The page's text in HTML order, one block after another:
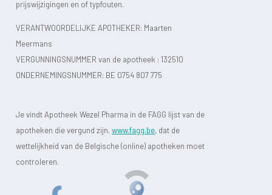
prijswijzigingen en of typfouten.
VERANTWOORDELIJKE APOTHEKER: Maarten
Meermans
VERGUNNINGSNUMMER van de apotheek : 132510
ONDERNEMINGSNUMMER: BE 0754 807 775
Je vindt Apotheek Wezel Pharma in de FAGG lijst van de
apotheken die vergund zijn. www.fagg.be, dat de
wettelijkheid van de Belgische (online) apotheken moet
controleren.